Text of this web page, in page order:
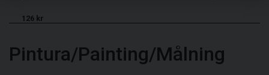
126 kr
Pintura/Painting/Målning